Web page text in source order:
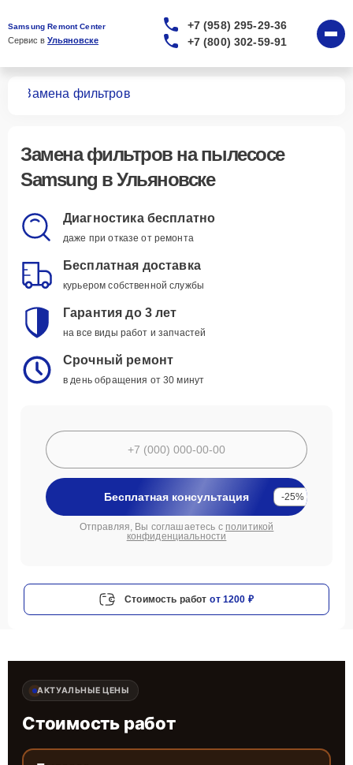
Samsung Remont Center
Сервис в Ульяновске
+7 (958) 295-29-36
+7 (800) 302-59-91
Замена фильтров
Замена фильтровна пылесосе
Samsung в Ульяновске
Диагностика бесплатно
даже при отказе от ремонта
Бесплатная доставка
курьером собственной службы
Гарантия до 3 лет
на все виды работ и запчастей
Срочный ремонт
в день обращения от 30 минут
Бесплатная консультация -25%
Отправляя, Вы соглашаетесь с политикой
конфиденциальности
Стоимость работ от 1200 ₽
АКТУАЛЬНЫЕ ЦЕНЫ
Стоимость работ